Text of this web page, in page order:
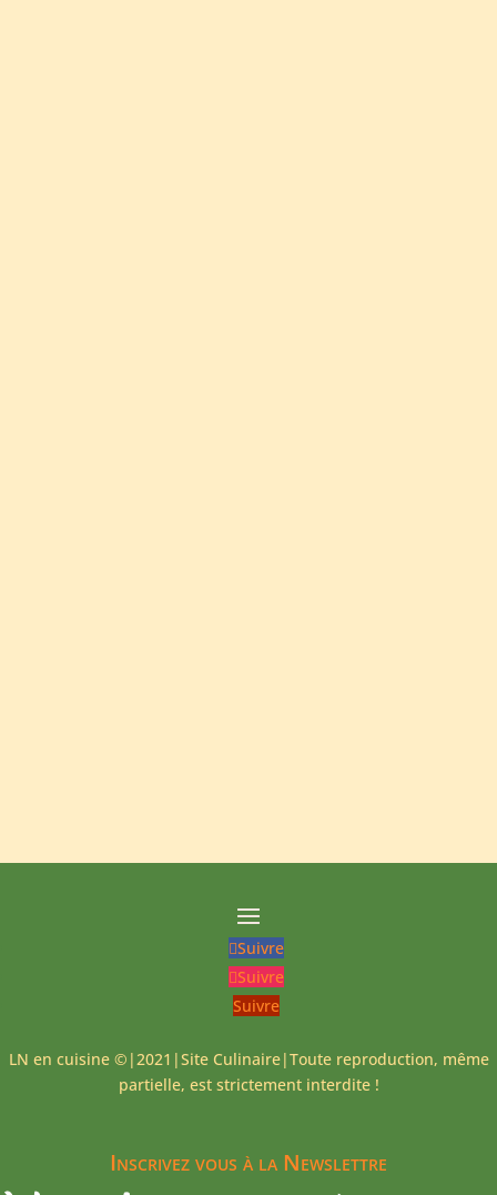
Suivre
Suivre
Suivre
LN en cuisine ©|2021|Site Culinaire|Toute reproduction, même
partielle, est strictement interdite !
Inscrivez vous à la Newslettre